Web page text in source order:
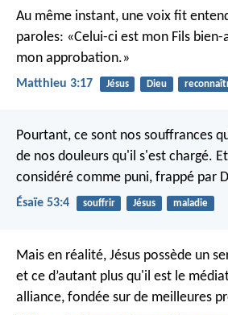
Au même instant, une voix fit
paroles: «Celui-ci est mon Fils
mon approbation.»
Matthieu 3:17 Jésus Dieu
Pourtant, ce sont nos souffrances
de nos douleurs qu'il s'est chargé.
considéré comme puni, frappé par
Ésaïe 53:4 souffrir Jésus maladie
Mais en réalité, Jésus possède un
et ce d’autant plus qu'il est le
alliance, fondée sur de meilleures